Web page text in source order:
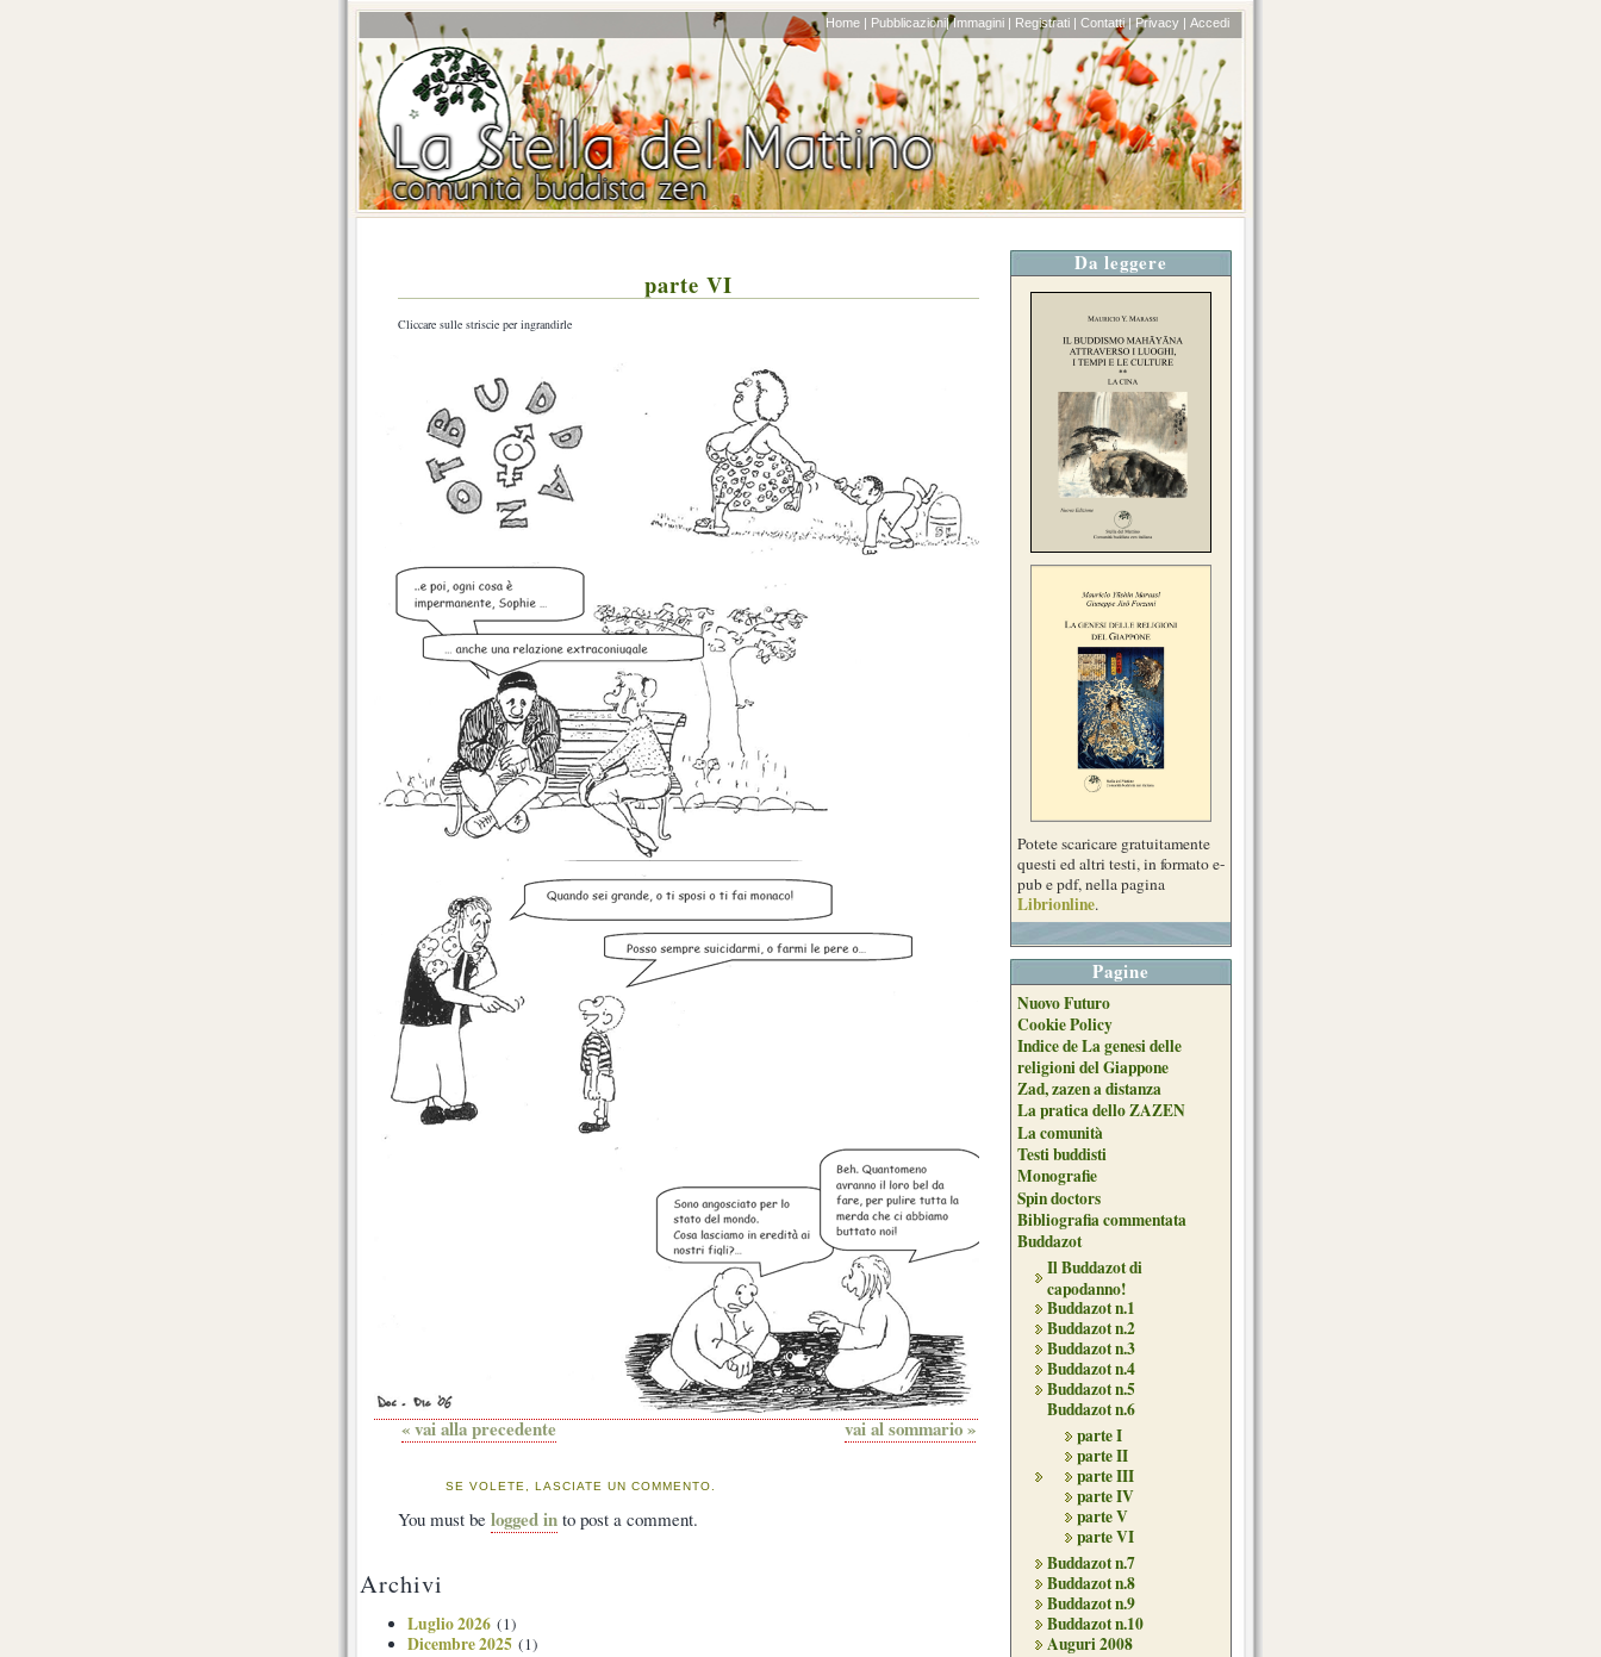
Home | Pubblicazioni| Immagini | Registrati | Contatti | Privacy | Accedi
parte VI
Cliccare sulle striscie per ingrandirle
« vai alla precedente vai al sommario »
SE VOLETE, LASCIATE UN COMMENTO.
You must be logged in to post a comment.
Da leggere
Potete scaricare gratuitamente
questi ed altri testi, in formato e-
pub e pdf, nella pagina
Librionline.
Pagine
Nuovo Futuro
Cookie Policy
Indice de La genesi delle
religioni del Giappone
Zad, zazen a distanza
La pratica dello ZAZEN
La comunità
Testi buddisti
Monografie
Spin doctors
Bibliografia commentata
Buddazot
Il Buddazot di
capodanno!
Buddazot n.1
Buddazot n.2
Buddazot n.3
Buddazot n.4
Buddazot n.5
Buddazot n.6
parte I
parte II
parte III
parte IV
parte V
parte VI
Buddazot n.7
Buddazot n.8
Buddazot n.9
Buddazot n.10
Auguri 2008
Archivi
Luglio 2026 (1)
Dicembre 2025 (1)